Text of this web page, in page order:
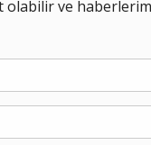
New York Valisi
kullanması için 4.000
Greta,
Günün